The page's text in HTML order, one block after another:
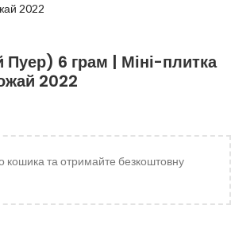
2022
6 грам | Міні-плитка
2022
кошика та отримайте безкоштовну